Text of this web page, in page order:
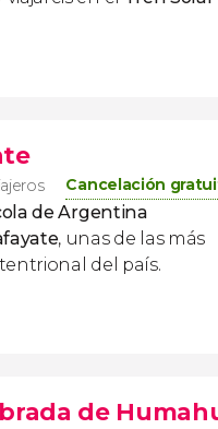
Cancelación
de Argentina
, unas de las más
del país.
de